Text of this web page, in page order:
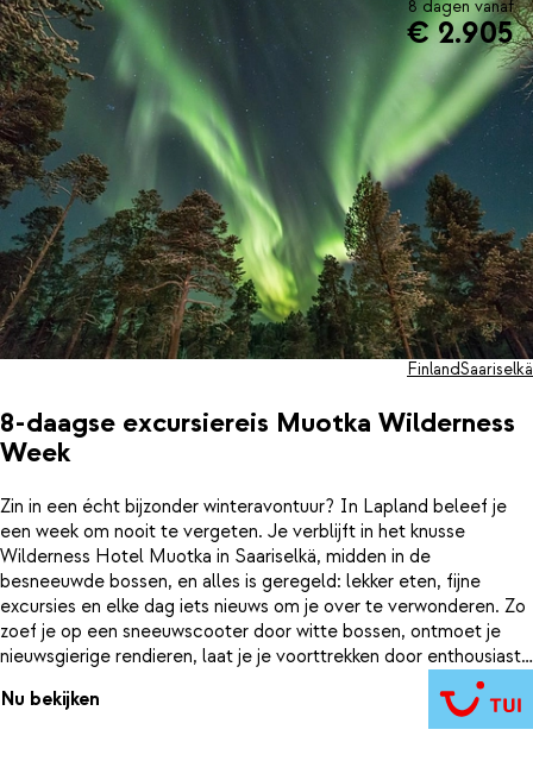
wijnproeverij bij het haardvuur. En met maar liefst zes inbegrepen
excursies zit je week bomvol actie en sfeer. Dus trek je warme
jas maar alvast aan, want Lapland wacht op je.
8 dagen vanaf
€ 2.905
8-daagse excursiereis Muotka Wilderness
Week
FinlandSaariselkä
Zin in een écht bijzonder winteravontuur? In Lapland beleef je
een week om nooit te vergeten. Je verblijft in het knusse
Wilderness Hotel Muotka in Saariselkä, midden in de
besneeuwde bossen, en alles is geregeld: lekker eten, fijne
excursies en elke dag iets nieuws om je over te verwonderen. Zo
zoef je op een sneeuwscooter door witte bossen, ontmoet je
nieuwsgierige rendieren, laat je je voorttrekken door enthousiaste
husky’s en wandel je ’s avonds op sneeuwschoenen onder de
sterrenhemel. Natuurlijk hoop je op het noorderlicht – en met
een beetje geluk zie je het zelfs meerdere keren. Je bent lekker
Nu bekijken